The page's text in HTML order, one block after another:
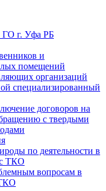
ГО г. Уфа РБ
и
помещений
организаций
специализированный
договоров на
с твердыми
по деятельности в
ТКО
вопросам в